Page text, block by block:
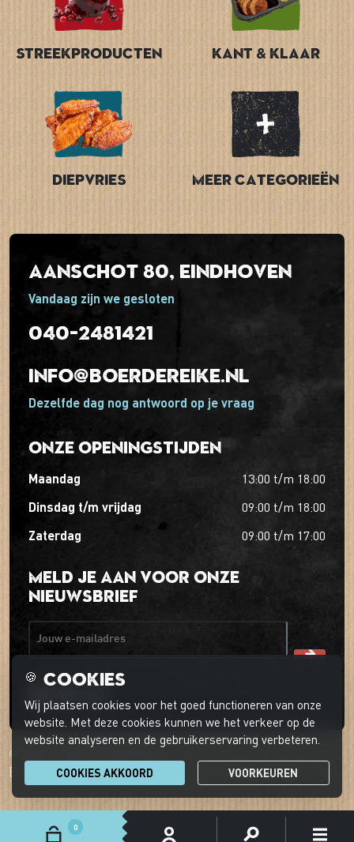
0
Streekproducten Kant & Klaar
Diepvries Meer categorieën
Aanschot 80, Eindhoven
Vandaag zijn we gesloten
040-2481421
info@boerdereike.nl
Dezelfde dag nog antwoord op je vraag
Onze openingstijden
maandag 13:00 t/m 18:00
dinsdag t/m vrijdag 09:00 t/m 18:00
zaterdag 09:00 t/m 17:00
Meld je aan voor onze
nieuwsbrief
© 2026 't Boerder-ei-ke
Privacyverklaring Cookievoorkeuren Klantenservice
🍪 Cookies
Wij plaatsen cookies voor het goed functioneren van onze
website. Met deze cookies kunnen we het verkeer op de
website analyseren en de gebruikerservaring verbeteren.
COOKIES AKKOORD VOORKEUREN